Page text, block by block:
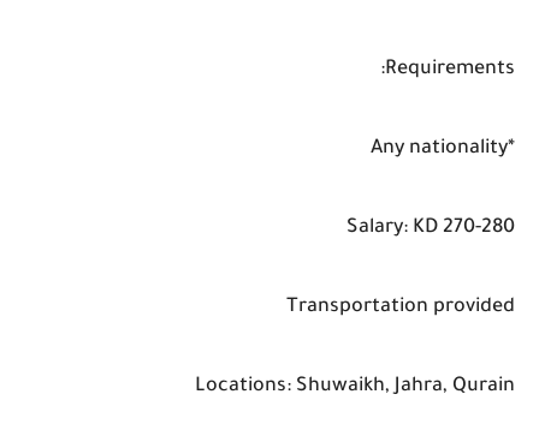
Requirements:
*Any nationality
Salary: KD 270-280
Transportation provided
Locations: Shuwaikh, Jahra, Qurain